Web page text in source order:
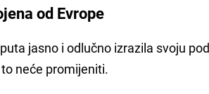
od Evrope
jasno i odlučno izrazila svoju
neće promijeniti.